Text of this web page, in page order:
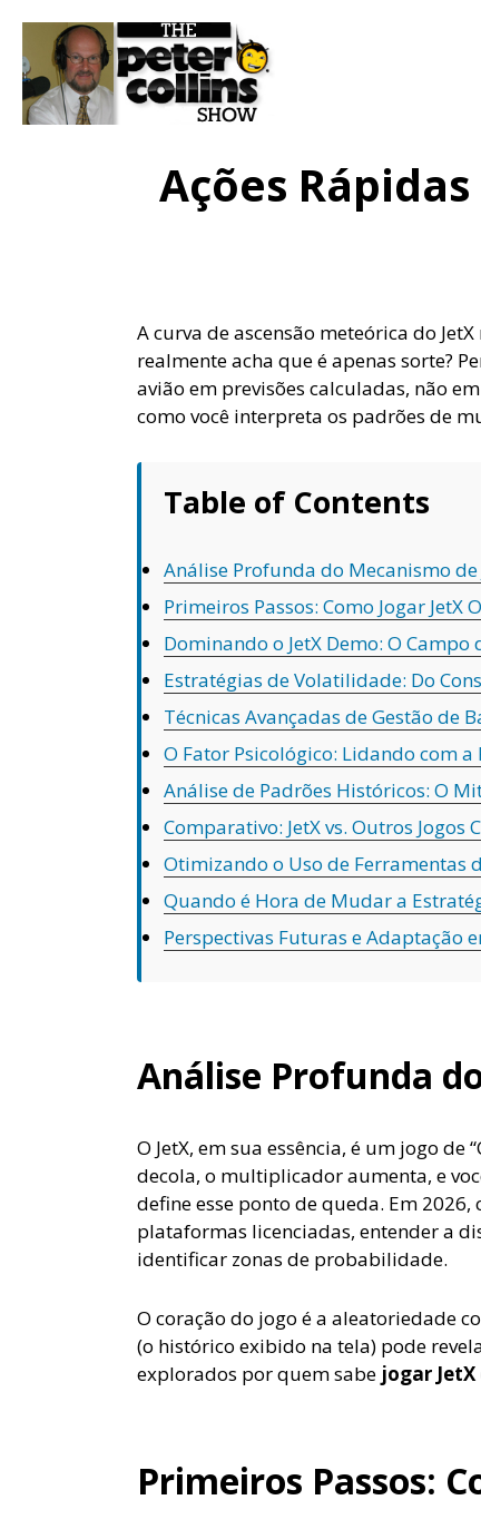
Ações
A curva de ascensão meteórica do
realmente acha que é apenas sorte?
avião em previsões calculadas, não
como você interpreta os padrões de
Table of Contents
Análise Profunda do Mecanismo de
Primeiros Passos: Como Jogar JetX
Dominando o JetX Demo: O
Estratégias de Volatilidade: Do
Técnicas Avançadas de Gestão de
O Fator Psicológico: Lidando com a
Análise de Padrões Históricos: O
Comparativo: JetX vs. Outros Jogos
Otimizando o Uso de Ferramentas
Quando é Hora de Mudar a
Perspectivas Futuras e Adaptação
Análise Profunda
O JetX, em sua essência, é um jogo
decola, o multiplicador aumenta, e
define esse ponto de queda. Em
plataformas licenciadas, entender a
identificar zonas de probabilidade.
O coração do jogo é a aleatoriedade
(o histórico exibido na tela) pode
explorados por quem sabe jogar
Primeiros Passos: